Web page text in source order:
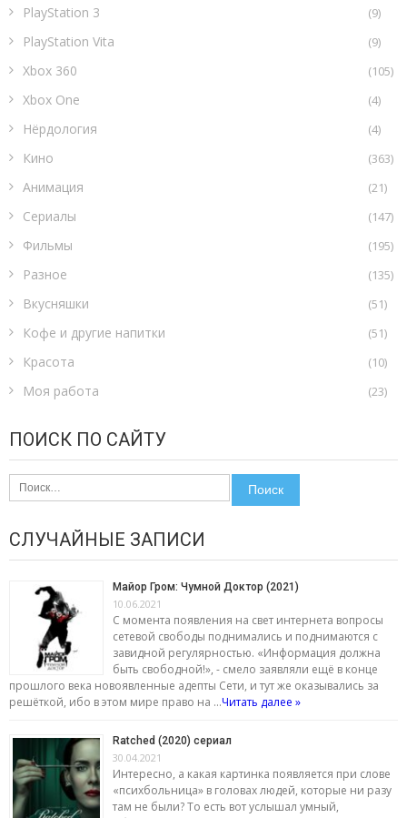
PlayStation 3 (9)
PlayStation Vita (9)
Xbox 360 (105)
Xbox One (4)
Нёрдология (4)
Кино (363)
Анимация (21)
Сериалы (147)
Фильмы (195)
Разное (135)
Вкусняшки (51)
Кофе и другие напитки (51)
Красота (10)
Моя работа (23)
ПОИСК ПО САЙТУ
Найти:
СЛУЧАЙНЫЕ ЗАПИСИ
Майор Гром: Чумной Доктор (2021)
10.06.2021
С момента появления на свет интернета вопросы
сетевой свободы поднимались и поднимаются с
завидной регулярностью. «Информация должна
быть свободной!», - смело заявляли ещё в конце
прошлого века новоявленные адепты Сети, и тут же оказывались за
решёткой, ибо в этом мире право на …Читать далее »
Ratched (2020) сериал
30.04.2021
Интересно, а какая картинка появляется при слове
«психбольница» в головах людей, которые ни разу
там не были? То есть вот услышал умный,